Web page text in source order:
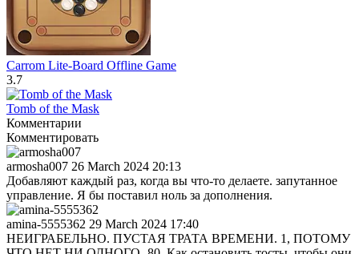
Carrom Lite-Board Offline Game
3.7
Tomb of the Mask
Комментарии
Комментировать
armosha007 26 March 2024 20:13
Добавляют каждый раз, когда вы что-то делаете. запутанное
управление. Я бы поставил ноль за дополнения.
amina-5555362 29 March 2024 17:40
НЕИГРАБЕЛЬНО. ПУСТАЯ ТРАТА ВРЕМЕНИ. 1, ПОТОМУ